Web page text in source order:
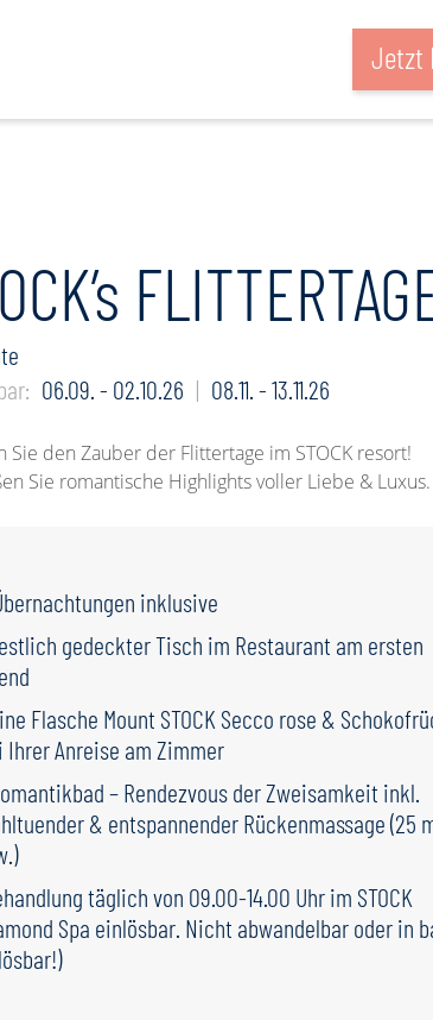
Jetzt
06.09. - 02.10.26 08.11. - 13.11.26
Sie den Zauber der Flittertage im STOCK resort!
Sie romantische Highlights voller Liebe & Luxus.
inklusive
gedeckter Tisch im Restaurant am ersten
Flasche Mount STOCK Secco rose &
Ihrer Anreise am Zimmer
– Rendezvous der Zweisamkeit inkl.
& entspannender Rückenmassage (25
täglich von 09.00-14.00 Uhr im STOCK
Spa einlösbar. Nicht abwandelbar oder in